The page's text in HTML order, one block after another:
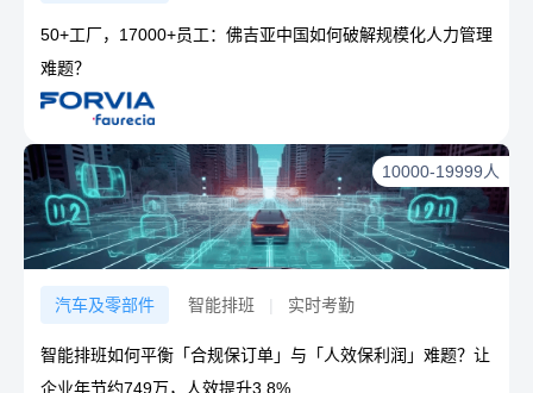
50+工厂，17000+员工：佛吉亚中国如何破解规模化人力管理
难题？
10000-19999人
汽车及零部件 智能排班 | 实时考勤
智能排班如何平衡「合规保订单」与「人效保利润」难题？让
企业年节约749万，人效提升3.8%